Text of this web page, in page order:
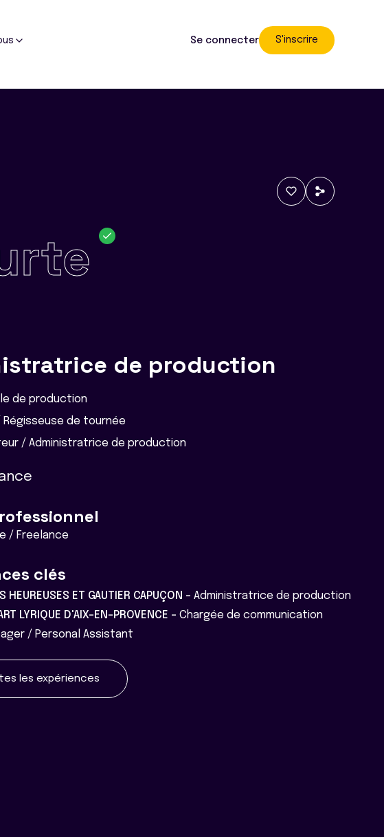
Se connecter S'inscrire
de production
de production
Régisseuse de tournée
/ Administratrice de production
/ Freelance
clés
HEUREUSES ET GAUTIER CAPUÇON - Administratrice de production
LYRIQUE D'AIX-EN-PROVENCE - Chargée de communication
/ Personal Assistant
les expériences